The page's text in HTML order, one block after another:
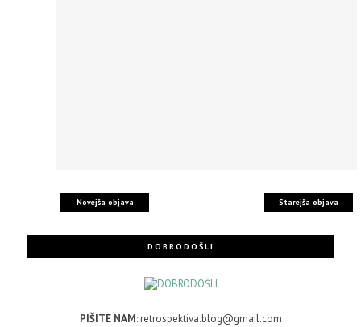
Novejša objava Starejša objava
DOBRODOŠLI
PIŠITE NAM: retrospektiva.blog@gmail.com